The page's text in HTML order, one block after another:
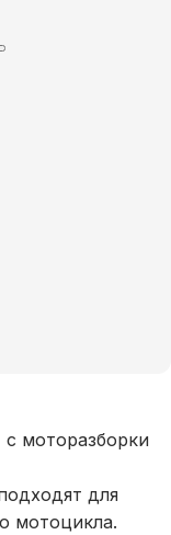
с моторазборки
для
мотоцикла.